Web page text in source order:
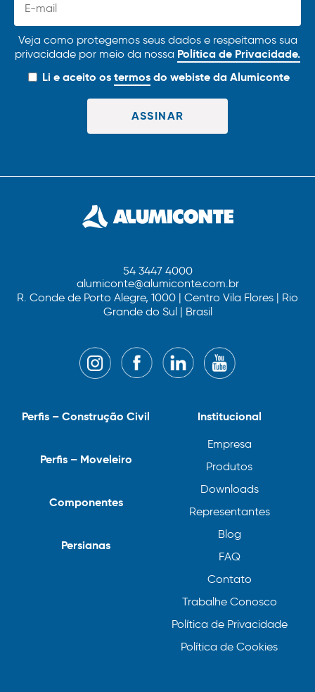
Veja como protegemos seus dados e respeitamos sua
privacidade por meio da nossa Política de Privacidade.
Li e aceito ostermosdo webiste da Alumiconte
54 3447 4000
alumiconte@alumiconte.com.br
R. Conde de Porto Alegre, 1000 | Centro Vila Flores | Rio
Grande do Sul | Brasil
Institucional
Empresa
Produtos
Downloads
Representantes
Blog
FAQ
Contato
Trabalhe Conosco
Política de Privacidade
Política de Cookies
Perfis – Construção Civil
Perfis – Moveleiro
Componentes
Persianas